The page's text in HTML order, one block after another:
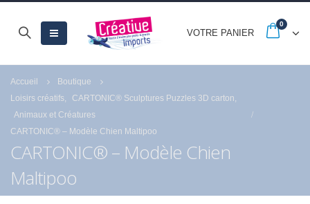
VOTRE PANIER
0
Accueil
Boutique
Loisirs créatifs
CARTONIC® Sculptures Puzzles 3D carton
Animaux et Créatures
CARTONIC® – Modèle Chien Maltipoo
CARTONIC® – Modèle Chien
Maltipoo